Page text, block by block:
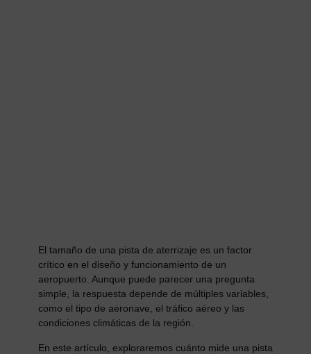
El tamaño de una pista de aterrizaje es un factor
crítico en el diseño y funcionamiento de un
aeropuerto. Aunque puede parecer una pregunta
simple, la respuesta depende de múltiples variables,
como el tipo de aeronave, el tráfico aéreo y las
condiciones climáticas de la región.
En este artículo, exploraremos cuánto mide una pista